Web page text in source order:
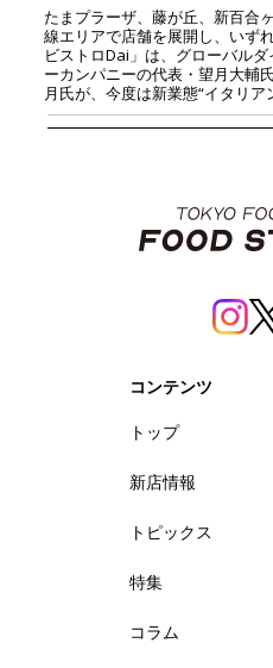
たまプラーザ、藤が丘、新百合
線エリアで店舗を展開し、いず
ビストロDai」は、グローバル
ーカンパニーの代表・望月大輔
月氏が、今度は新業態“イタリア
コンテンツ
トップ
新店情報
トピックス
特集
コラム